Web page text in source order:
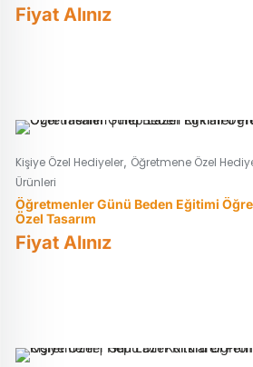
Fiyat Alınız
Kişiye Özel Hediyeler, Öğretmene Özel
Ürünleri
Öğretmenler Günü Beden Eğitimi
Özel Tasarım
Fiyat Alınız